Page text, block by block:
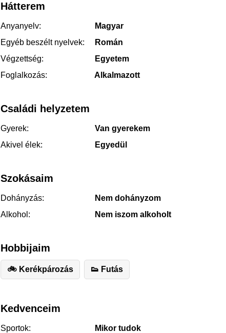
Hátterem
Anyanyelv:
Magyar
Egyéb beszélt nyelvek:
Román
Végzettség:
Egyetem
Foglalkozás:
Alkalmazott
Családi helyzetem
Gyerek:
Van gyerekem
Akivel élek:
Egyedül
Szokásaim
Dohányzás:
Nem dohányzom
Alkohol:
Nem iszom alkoholt
Hobbijaim
🚲 Kerékpározás 👟 Futás
Kedvenceim
Sportok:
Mikor tudok